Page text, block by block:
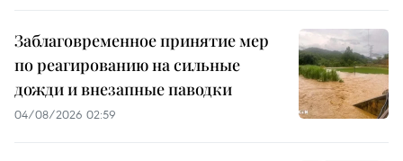
Заблаговременное принятие мер
по реагированию на сильные
дожди и внезапные паводки
04/08/2026 02:59